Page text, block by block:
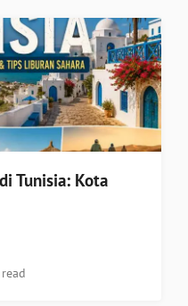
Tunisia: Kota